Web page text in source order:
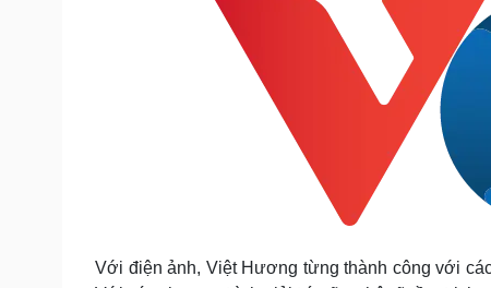
Làm đẹp - giảm cân
Với điện ảnh, Việt Hương từng thành công với